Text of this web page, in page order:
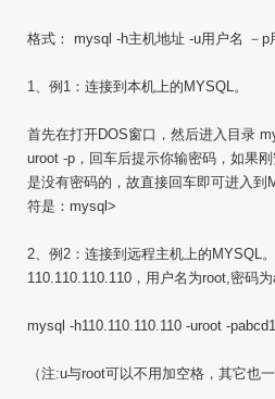
格式： mysql -h主机地址 -u用户名 －p
1、例1：连接到本机上的MYSQL。
首先在打开DOS窗口，然后进入目录
uroot -p，回车后提示你输密码，如果
是没有密码的，故直接回车即可进入到
符是：mysql>
2、例2：连接到远程主机上的MYSQL
110.110.110.110，用户名为root,密码
mysql -h110.110.110.110 -uroot -
（注:u与root可以不用加空格，其它也一